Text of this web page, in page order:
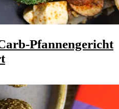
Pfannengericht